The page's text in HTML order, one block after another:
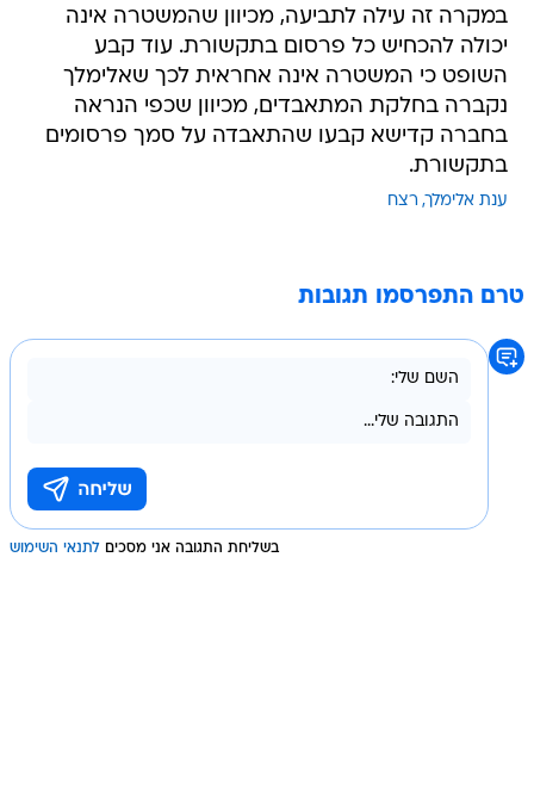
במקרה זה עילה לתביעה, מכיוון שהמשטרה אינה
יכולה להכחיש כל פרסום בתקשורת. עוד קבע
השופט כי המשטרה אינה אחראית לכך שאלימלך
נקברה בחלקת המתאבדים, מכיוון שכפי הנראה
בחברה קדישא קבעו שהתאבדה על סמך פרסומים
בתקשורת.
ענת אלימלך רצח
טרם התפרסמו תגובות
בשליחת התגובה אני מסכים לתנאי השימוש